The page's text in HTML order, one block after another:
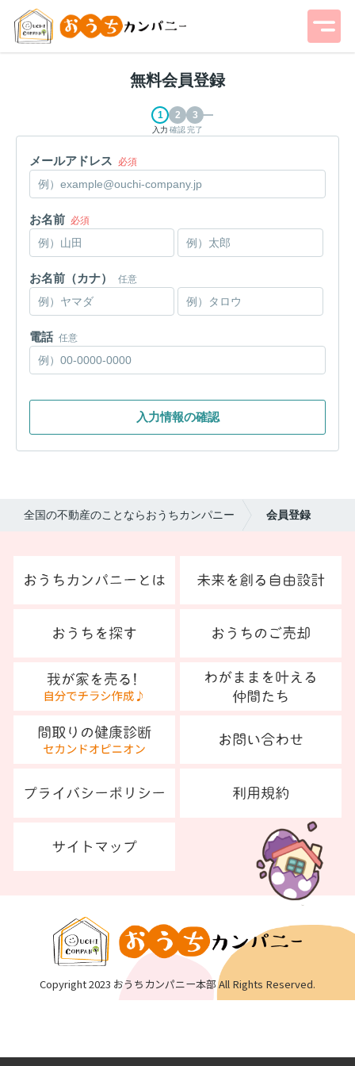
無料会員登録
入力 確認完了
メールアドレス 必須
お名前 必須
お名前（カナ） 任意
電話 任意
入力情報の確認
全国の不動産のことならおうちカンパニー 会員登録
Copyright 2023 おうちカンパニー本部 All Rights Reserved.